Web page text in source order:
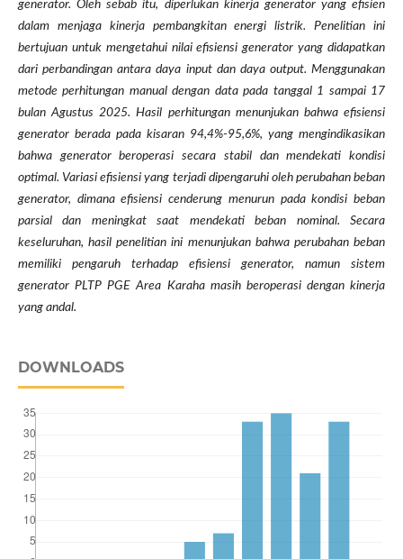
generator. Oleh sebab itu, diperlukan kinerja generator yang efisien
dalam menjaga kinerja pembangkitan energi listrik. Penelitian ini
bertujuan untuk mengetahui nilai efisiensi generator yang didapatkan
dari perbandingan antara daya input dan daya output. Menggunakan
metode perhitungan manual dengan data pada tanggal 1 sampai 17
bulan Agustus 2025. Hasil perhitungan menunjukan bahwa efisiensi
generator berada pada kisaran 94,4%-95,6%, yang mengindikasikan
bahwa generator beroperasi secara stabil dan mendekati kondisi
optimal. Variasi efisiensi yang terjadi dipengaruhi oleh perubahan beban
generator, dimana efisiensi cenderung menurun pada kondisi beban
parsial dan meningkat saat mendekati beban nominal. Secara
keseluruhan, hasil penelitian ini menunjukan bahwa perubahan beban
memiliki pengaruh terhadap efisiensi generator, namun sistem
generator PLTP PGE Area Karaha masih beroperasi dengan kinerja
yang andal.
DOWNLOADS